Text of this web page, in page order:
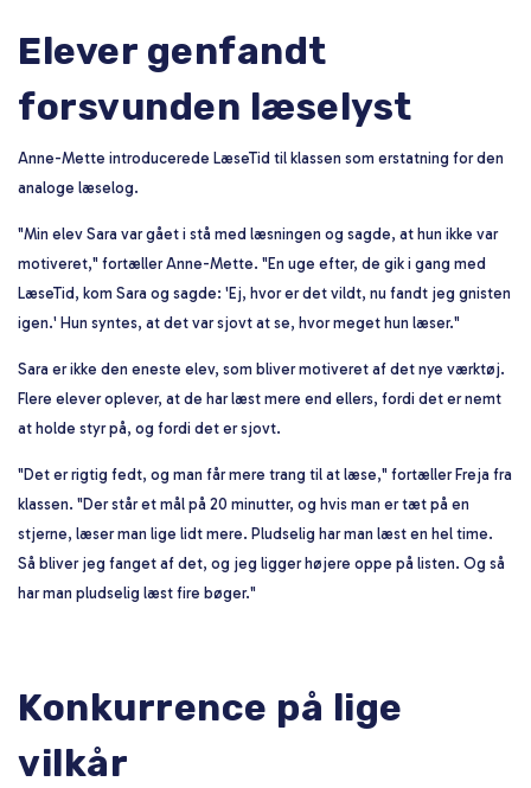
Elever genfandt
forsvunden læselyst
Anne-Mette introducerede LæseTid til klassen som erstatning for den
analoge læselog.
"Min elev Sara var gået i stå med læsningen og sagde, at hun ikke var
motiveret," fortæller Anne-Mette. "En uge efter, de gik i gang med
LæseTid, kom Sara og sagde: 'Ej, hvor er det vildt, nu fandt jeg gnisten
igen.' Hun syntes, at det var sjovt at se, hvor meget hun læser."
Sara er ikke den eneste elev, som bliver motiveret af det nye værktøj.
Flere elever oplever, at de har læst mere end ellers, fordi det er nemt
at holde styr på, og fordi det er sjovt.
"Det er rigtig fedt, og man får mere trang til at læse," fortæller Freja fra
klassen. "Der står et mål på 20 minutter, og hvis man er tæt på en
stjerne, læser man lige lidt mere. Pludselig har man læst en hel time.
Så bliver jeg fanget af det, og jeg ligger højere oppe på listen. Og så
har man pludselig læst fire bøger."
Konkurrence på lige
vilkår